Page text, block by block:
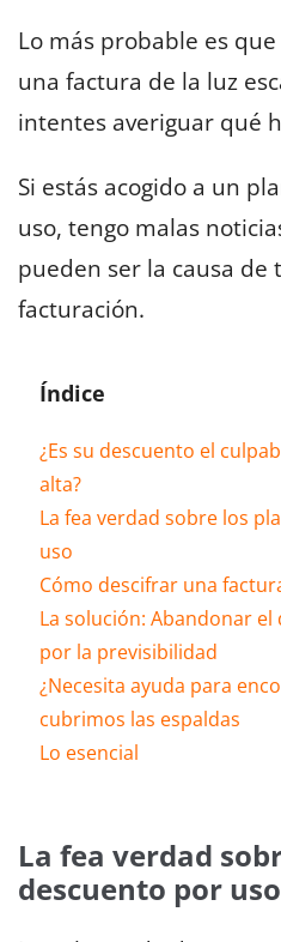
Lo más probable es
una factura de la luz
intentes averiguar qué
Si estás acogido a un
uso, tengo malas
pueden ser la causa de
facturación.
Índice
¿Es su descuento el
alta?
La fea verdad sobre los
uso
Cómo descifrar una
La solución: Abandonar
por la previsibilidad
¿Necesita ayuda para
cubrimos las espaldas
Lo esencial
La fea verdad
descuento por uso